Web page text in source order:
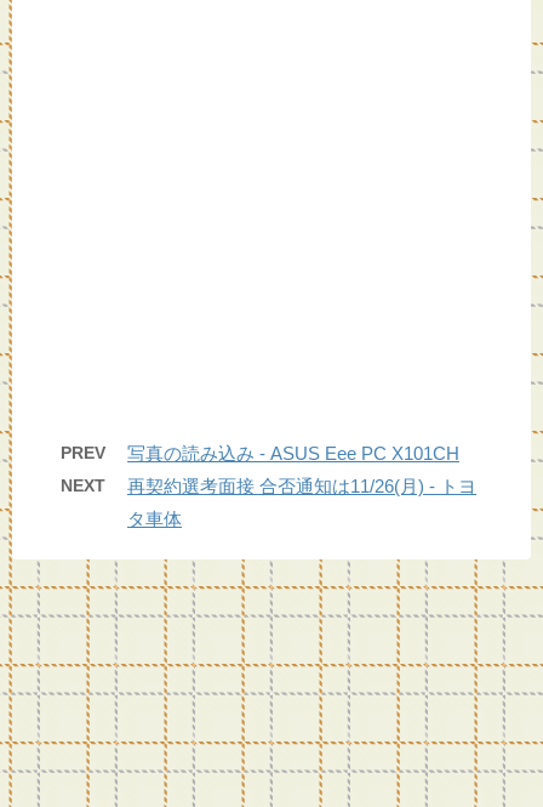
PREV 写真の読み込み - ASUS Eee PC X101CH
NEXT
再契約選考面接 合否通知は11/26(月) - トヨ
タ車体